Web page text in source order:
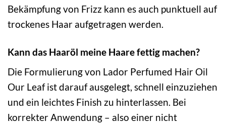
Bekämpfung von Frizz kann es auch punktuell auf
trockenes Haar aufgetragen werden.
Kann das Haaröl meine Haare fettig machen?
Die Formulierung von Lador Perfumed Hair Oil
Our Leaf ist darauf ausgelegt, schnell einzuziehen
und ein leichtes Finish zu hinterlassen. Bei
korrekter Anwendung – also einer nicht